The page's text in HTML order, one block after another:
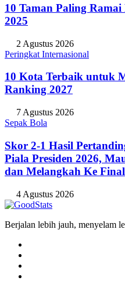
10 Taman Paling
2025
2 Agustus 2026
Peringkat Internasional
10 Kota Terbaik untuk
Ranking 2027
7 Agustus 2026
Sepak Bola
Skor 2-1 Hasil
Piala Presiden 2026,
dan Melangkah Ke Final
4 Agustus 2026
Berjalan lebih jauh, menyelam